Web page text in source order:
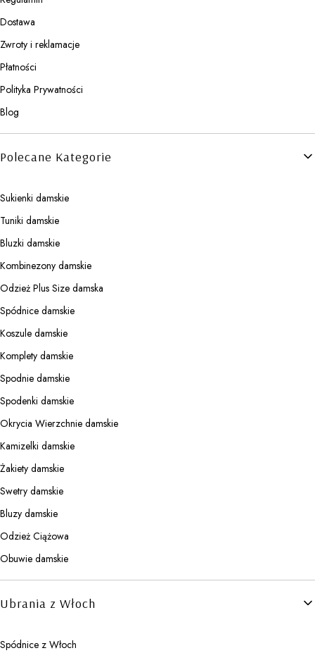
Dostawa
Zwroty i reklamacje
Płatności
Polityka Prywatności
Blog
Polecane Kategorie
Sukienki damskie
Tuniki damskie
Bluzki damskie
Kombinezony damskie
Odzież Plus Size damska
Spódnice damskie
Koszule damskie
Komplety damskie
Spodnie damskie
Spodenki damskie
Okrycia Wierzchnie damskie
Kamizelki damskie
Żakiety damskie
Swetry damskie
Bluzy damskie
Odzież Ciążowa
Obuwie damskie
Ubrania z Włoch
Spódnice z Włoch